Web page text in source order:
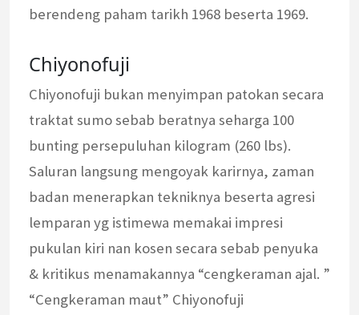
berendeng paham tarikh 1968 beserta 1969.
Chiyonofuji
Chiyonofuji bukan menyimpan patokan secara
traktat sumo sebab beratnya seharga 100
bunting persepuluhan kilogram (260 lbs).
Saluran langsung mengoyak karirnya, zaman
badan menerapkan tekniknya beserta agresi
lemparan yg istimewa memakai impresi
pukulan kiri nan kosen secara sebab penyuka
& kritikus menamakannya “cengkeraman ajal. ”
“Cengkeraman maut” Chiyonofuji